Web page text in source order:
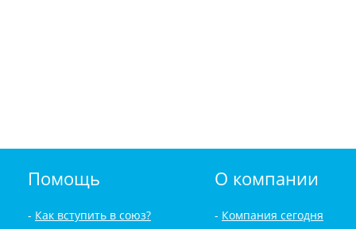
Помощь
Как вступить в союз?
О компании
Компания сегодня